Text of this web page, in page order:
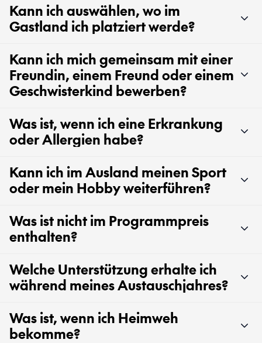
Kann ich auswählen, wo im
Gastland ich platziert werde?
Kann ich mich gemeinsam mit einer
Freundin, einem Freund oder einem
Geschwisterkind bewerben?
Was ist, wenn ich eine Erkrankung
oder Allergien habe?
Kann ich im Ausland meinen Sport
oder mein Hobby weiterführen?
Was ist nicht im Programmpreis
enthalten?
Welche Unterstützung erhalte ich
während meines Austauschjahres?
Was ist, wenn ich Heimweh
bekomme?